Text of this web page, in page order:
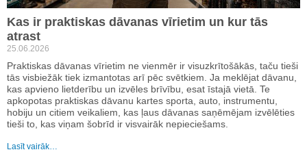
Kas ir praktiskas dāvanas vīrietim un kur tās
atrast
25.06.2026
Praktiskas dāvanas vīrietim ne vienmēr ir visuzkrītošākās, taču tieši
tās visbiežāk tiek izmantotas arī pēc svētkiem. Ja meklējat dāvanu,
kas apvieno lietderību un izvēles brīvību, esat īstajā vietā. Te
apkopotas praktiskas dāvanu kartes sporta, auto, instrumentu,
hobiju un citiem veikaliem, kas ļaus dāvanas saņēmējam izvēlēties
tieši to, kas viņam šobrīd ir visvairāk nepieciešams.
Lasīt vairāk…